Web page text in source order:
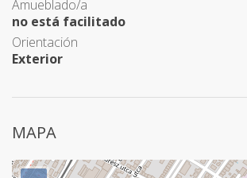
Amueblado/a
no está facilitado
Orientación
Exterior
MAPA